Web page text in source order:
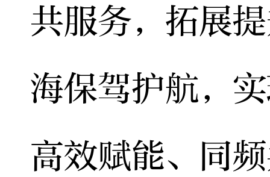
共服务，拓展
海保驾护航，
高效赋能、同